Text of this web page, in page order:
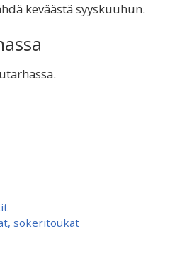
keväästä syyskuuhun.
sokeritoukat